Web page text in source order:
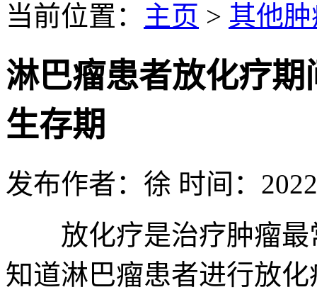
当前位置： 主页 > 其他
淋巴瘤患者放化疗
生存期
发布作者：徐 时间：
放化疗是治疗肿瘤最
知道淋巴瘤患者进行放